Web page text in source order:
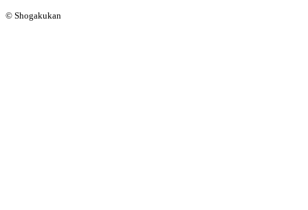
© Shogakukan